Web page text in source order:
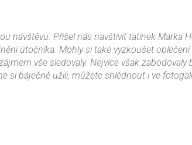
návštěvu. Přišel nás navštívit tatínek Marka
útočníka. Mohly si také vyzkoušet
vše sledovaly. Nejvíce však zabodovaly
si báječně užili, můžete shlédnout i ve